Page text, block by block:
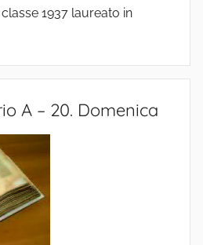
1937 laureato in
A – 20. Domenica